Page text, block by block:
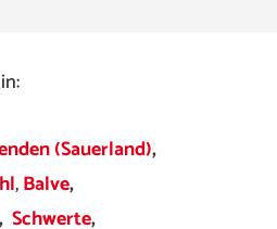
(Sauerland),
,Balve,
Schwerte,